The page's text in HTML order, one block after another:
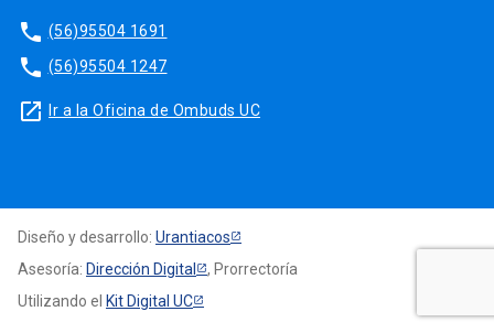
phone (56)95504 1691
phone (56)95504 1247
launch Ir a la Oficina de Ombuds UC
Diseño y desarrollo: Urantiacos
Asesoría: Dirección Digital
, Prorrectoría
Utilizando el Kit Digital UC